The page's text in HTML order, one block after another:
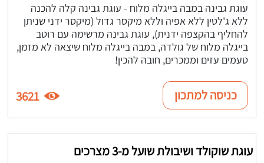
עוגת גבינה במבה בייגלה מלוח - עוגת גבינה קלה להכנה
ללא ג'לטין ללא אפיה וללא מיקסר גדול (מיקסר ידני שניתן
להחליף בהקצפה ידנית), עוגת גבינה מרשימה עם רוטב
בייגלה מלוח של גולדה, במבה בייגלה מלוח שיצאה לא מזמן,
טעמים עזים וממכרים, חובה להכין!
כניסה למתכון 3621
עוגת שוקולד ושיבולת שועל מ-3 מצרכים